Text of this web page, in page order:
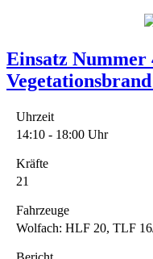
Einsatz Nummer
Uhrzeit
14:10 - 18:00 Uhr
Kräfte
21
Fahrzeuge
Wolfach: HLF 20, TLF